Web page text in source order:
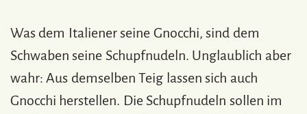
Was dem Italiener seine Gnocchi, sind dem
Schwaben seine Schupfnudeln. Unglaublich aber
wahr: Aus demselben Teig lassen sich auch
Gnocchi herstellen. Die Schupfnudeln sollen im